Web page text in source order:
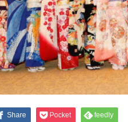
Share Pocket feedly